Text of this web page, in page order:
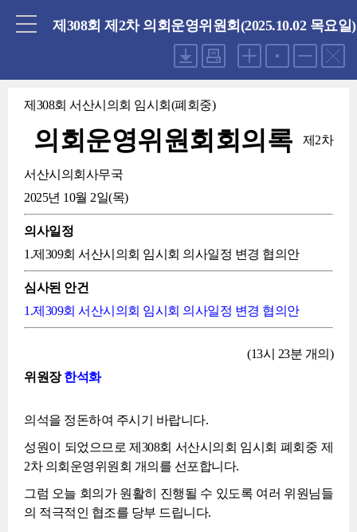
제308회 제2차 의회운영위원회(2025.10.02 목요일)
제308회 서산시의회 임시회(폐회중)
의회운영위원회회의록 제2차
서산시의회사무국
2025년 10월 2일(목)
의사일정
1.제309회 서산시의회 임시회 의사일정 변경 협의안
심사된 안건
1.제309회 서산시의회 임시회 의사일정 변경 협의안
(13시 23분 개의)
위원장한석화
의석을 정돈하여 주시기 바랍니다.
성원이 되었으므로 제308회 서산시의회 임시회 폐회중 제
2차 의회운영위원회 개의를 선포합니다.
그럼 오늘 회의가 원활히 진행될 수 있도록 여러 위원님들
의 적극적인 협조를 당부 드립니다.